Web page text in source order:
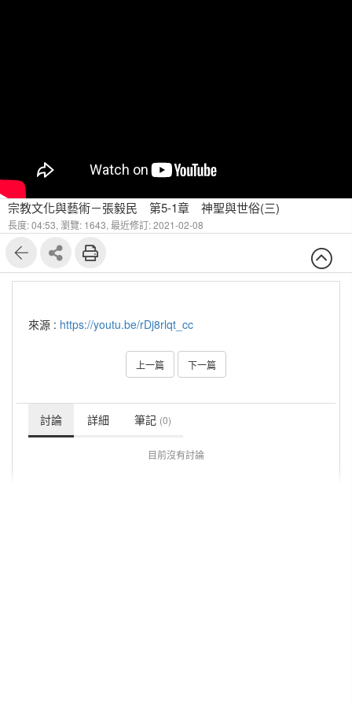
宗教文化與藝術－張毅民 第5-1章 神聖與世俗(三)
長度: 04:53, 瀏覽: 1643, 最近修訂: 2021-02-08
來源 : https://youtu.be/rDj8rlqt_cc
上一篇 下一篇
討論 詳細 筆記 (0)
目前沒有討論